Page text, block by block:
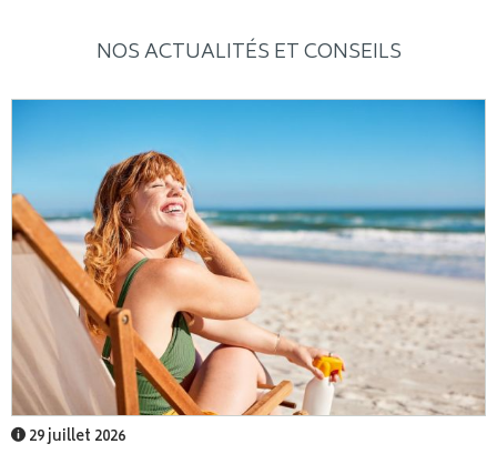
NOS ACTUALITÉS ET CONSEILS
29 juillet 2026